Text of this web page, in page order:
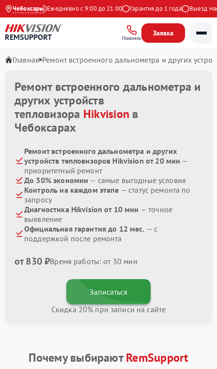
Чебоксары
на Яндекс Ежедневно с 9:00 до 21:00 Гарантия до 1 года Выезд
REMSUPPORT Позвонить
Заявка
Главная Ремонт встроенного дальнометра и других
Ремонт встроенного дальнометра и
других устройств
тепловизора Hikvision в
Чебоксарах
Ремонт встроенного дальнометра и других
устройств тепловизоров Hikvision от 20 мин —
приоритетный ремонт
До 30% экономии — самые выгодные условия
Контроль на каждом этапе — статус ремонта по
запросу
Диагностика Hikvision от 10 мин — точное
выявление
Официальная гарантия до 12 мес. — с
поддержкой после ремонта
от 830 ₽Время работы: от 30 мин
Записаться
Скидка 20% при записи на сайте
Почему выбираютRemSupport